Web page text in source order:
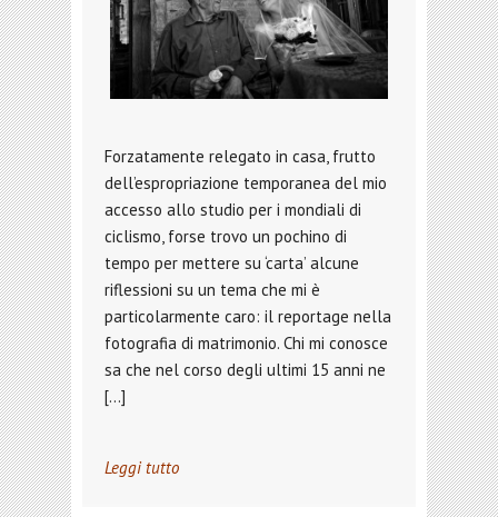
Forzatamente relegato in casa, frutto
dell’espropriazione temporanea del mio
accesso allo studio per i mondiali di
ciclismo, forse trovo un pochino di
tempo per mettere su ‘carta’ alcune
riflessioni su un tema che mi è
particolarmente caro: il reportage nella
fotografia di matrimonio. Chi mi conosce
sa che nel corso degli ultimi 15 anni ne
[…]
Leggi tutto